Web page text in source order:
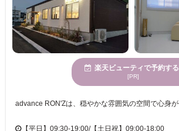
楽天ビューティで予約する
[PR]
【平日】09:30-19:00/【土日祝】09:00-18:00